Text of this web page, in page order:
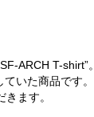
ARCH T-shirt”。
いた商品です。
ます。